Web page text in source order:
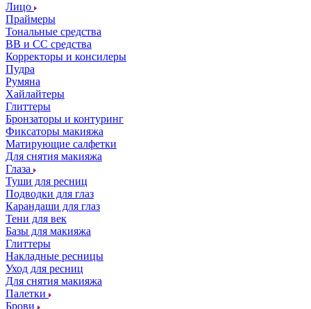
Лицо
Праймеры
Тональные средства
ВВ и СС средства
Корректоры и консилеры
Пудра
Румяна
Хайлайтеры
Глиттеры
Бронзаторы и контуринг
Фиксаторы макияжа
Матирующие салфетки
Для снятия макияжа
Глаза
Туши для ресниц
Подводки для глаз
Карандаши для глаз
Тени для век
Базы для макияжа
Глиттеры
Накладные ресницы
Уход для ресниц
Для снятия макияжа
Палетки
Брови